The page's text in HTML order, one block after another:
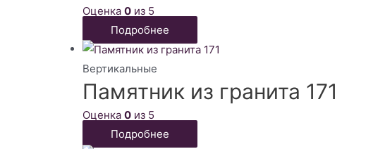
Оценка 0 из 5
Подробнее
Вертикальные
Памятник из гранита 171
Оценка 0 из 5
Подробнее